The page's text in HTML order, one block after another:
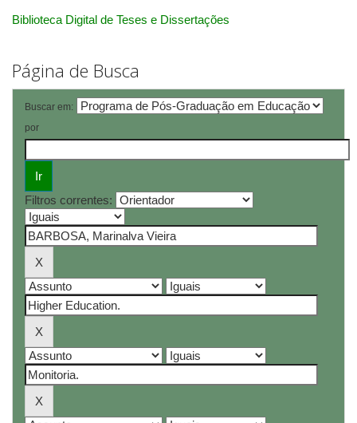
Biblioteca Digital de Teses e Dissertações
Página de Busca
Buscar em:
por
Filtros correntes: